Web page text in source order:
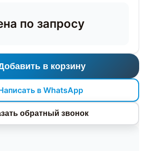
по запросу
в корзину
в WhatsApp
обратный звонок